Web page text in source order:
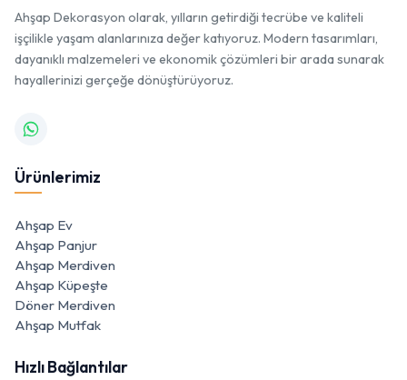
Ahşap Dekorasyon olarak, yılların getirdiği tecrübe ve kaliteli
işçilikle yaşam alanlarınıza değer katıyoruz. Modern tasarımları,
dayanıklı malzemeleri ve ekonomik çözümleri bir arada sunarak
hayallerinizi gerçeğe dönüştürüyoruz.
Ürünlerimiz
Ahşap Ev
Ahşap Panjur
Ahşap Merdiven
Ahşap Küpeşte
Döner Merdiven
Ahşap Mutfak
Hızlı Bağlantılar